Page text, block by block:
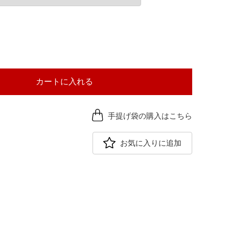
カートに入れる
手提げ袋の購入はこちら
お気に入りに追加